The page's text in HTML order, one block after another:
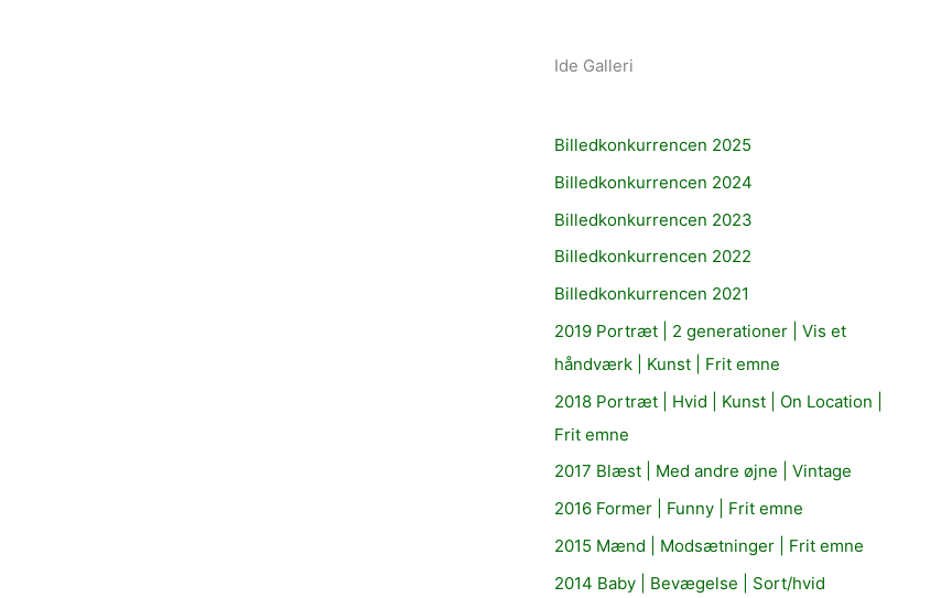
Ide Galleri
Billedkonkurrencen 2025
Billedkonkurrencen 2024
Billedkonkurrencen 2023
Billedkonkurrencen 2022
Billedkonkurrencen 2021
2019 Portræt | 2 generationer | Vis et
håndværk | Kunst | Frit emne
2018 Portræt | Hvid | Kunst | On Location |
Frit emne
2017 Blæst | Med andre øjne | Vintage
2016 Former | Funny | Frit emne
2015 Mænd | Modsætninger | Frit emne
2014 Baby | Bevægelse | Sort/hvid